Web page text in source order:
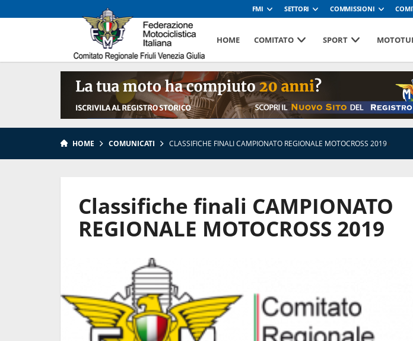
FMI SETTORI COMMISSIONI
HOME COMITATO SPORT
HOME COMUNICATI »
CLASSIFICHE FINALI CAMPIONATO REGIONALE MOTOCROSS 2019
Classifiche finali CAMPIONATO
REGIONALE MOTOCROSS 2019